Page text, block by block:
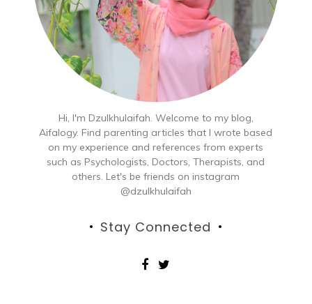
Hi, I'm Dzulkhulaifah. Welcome to my blog,
Aifalogy. Find parenting articles that I wrote based
on my experience and references from experts
such as Psychologists, Doctors, Therapists, and
others. Let's be friends on instagram
@dzulkhulaifah
Stay Connected